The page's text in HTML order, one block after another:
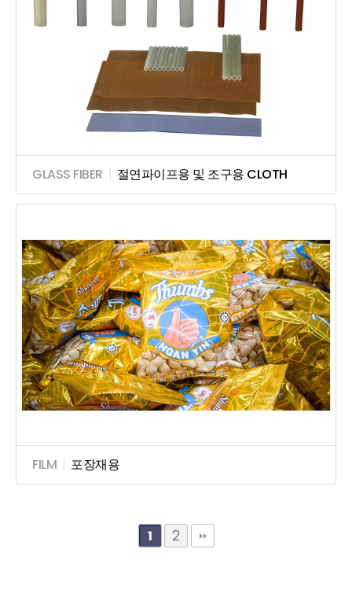
GLASS FIBER | 절연파이프용 및 조구용 CLOTH
FILM | 포장재용
1 2